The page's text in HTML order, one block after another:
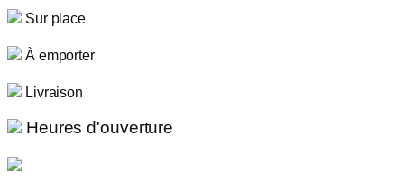
Sur place
À emporter
Livraison
Heures d'ouverture